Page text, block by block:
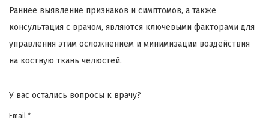
Раннее выявление признаков и симптомов, а также
консультация с врачом, являются ключевыми факторами для
управления этим осложнением и минимизации воздействия
на костную ткань челюстей.
У вас остались вопросы к врачу?
Email *